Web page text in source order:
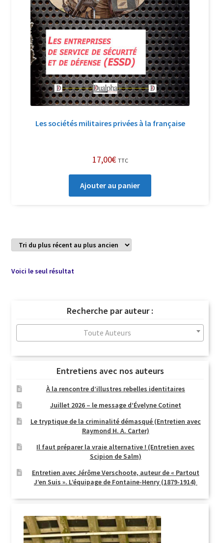
Soutien à Philippe Randa
Suivi de la Commande
Les sociétés militaires privées à la française
17,00€ TTC
Ajouter au panier
Voici le seul résultat
Recherche par auteur :
Toute Auteurs
Entretiens avec nos auteurs
À la rencontre d’illustres rebelles identitaires
Juillet 2026 – le message d’Évelyne Cotinet
Le tryptique de la criminalité démasqué (Entretien avec
Raymond H. A. Carter)
Il faut préparer la vraie alternative ! (Entretien avec
Scipion de Salm)
Entretien avec Jérôme Verschoote, auteur de « Partout
J’en Suis ». L’équipage de Fontaine-Henry (1879-1914)